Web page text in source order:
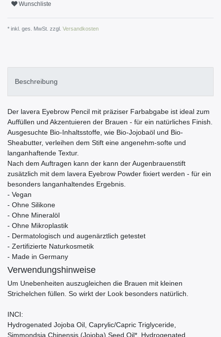
Wunschliste
* inkl. ges. MwSt. zzgl. Versandkosten
Beschreibung
Der lavera Eyebrow Pencil mit präziser Farbabgabe ist ideal zum
Auffüllen und Akzentuieren der Brauen - für ein natürliches Finish.
Ausgesuchte Bio-Inhaltsstoffe, wie Bio-Jojobaöl und Bio-
Sheabutter, verleihen dem Stift eine angenehm-softe und
langanhaftende Textur.
Nach dem Auftragen kann der kann der Augenbrauenstift
zusätzlich mit dem lavera Eyebrow Powder fixiert werden - für ein
besonders langanhaltendes Ergebnis.
- Vegan
- Ohne Silikone
- Ohne Mineralöl
- Ohne Mikroplastik
- Dermatologisch und augenärztlich getestet
- Zertifizierte Naturkosmetik
- Made in Germany
Verwendungshinweise
Um Unebenheiten auszugleichen die Brauen mit kleinen
Strichelchen füllen. So wirkt der Look besonders natürlich.
INCI:
Hydrogenated Jojoba Oil, Caprylic/Capric Triglyceride,
Simmondsia Chinensis (Jojoba) Seed Oil*, Hydrogenated